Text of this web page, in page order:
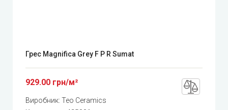
Грес Magnifica Grey F P R Sumat
929.00 грн/м²
Виробник: Teo Ceramics